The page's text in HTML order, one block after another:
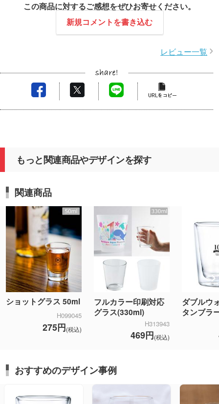
この商品に対するご感想をぜひお寄せください。
新規コメントを書き込む
レビュー一覧
もっと関連商品やデザインを探す
関連商品
ショットグラス 50ml
H099045
275円(税込)
フルカラー印刷対応
グラス(330ml)
H313943
469円(税込)
ダブルウ
タンブラ
おすすめのデザイン事例